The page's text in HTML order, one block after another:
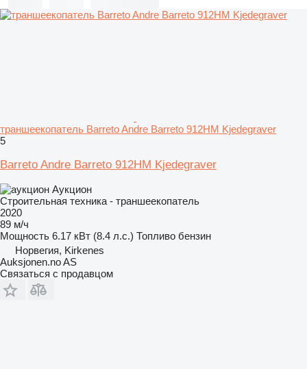
траншеекопатель Barreto Andre Barreto 912HM Kjedegraver
5
Barreto Andre Barreto 912HM Kjedegraver
Аукцион
Строительная техника - траншеекопатель
2020
89 м/ч
Мощность 6.17 кВт (8.4 л.с.) Топливо бензин
Норвегия, Kirkenes
Auksjonen.no AS
Связаться с продавцом